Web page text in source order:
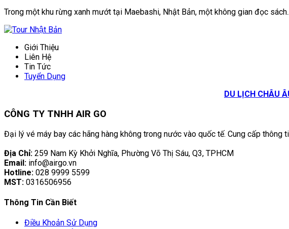
Trong một khu rừng xanh mướt tại Maebashi, Nhật Bản, một không gian đọc
Giới Thiệu
Liên Hệ
Tin Tức
Tuyển Dụng
DU LỊCH CHÂU
CÔNG TY TNHH AIR GO
Đại lý vé máy bay các hãng hàng không trong nước vào quốc tế. Cung cấp thông
Địa Chỉ: 259 Nam Kỳ Khởi Nghĩa, Phường Võ Thị Sáu, Q3, TPHCM
Email: info@airgo.vn
Hotline: 028 9999 5599
MST: 0316506956
Thông Tin Cần Biết
Điều Khoản Sử Dụng